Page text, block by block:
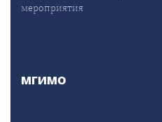
мероприятия
МГИМО